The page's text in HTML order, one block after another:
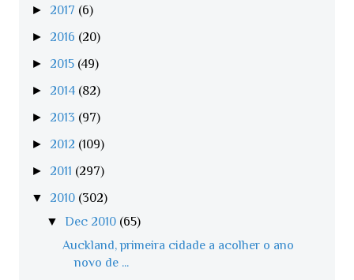
► 2017 (6)
► 2016 (20)
► 2015 (49)
► 2014 (82)
► 2013 (97)
► 2012 (109)
► 2011 (297)
▼ 2010 (302)
▼Dec 2010 (65)
Auckland, primeira cidade a acolher o ano
novo de ...